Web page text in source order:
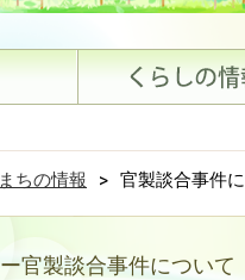
まちの情報 > 官製談合事件
ー官製談合事件について